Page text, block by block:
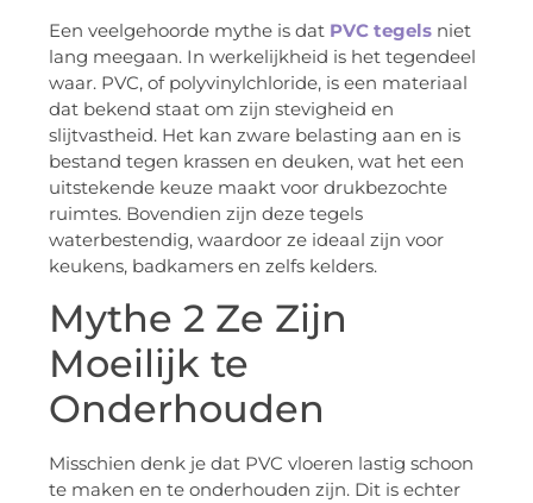
Een veelgehoorde mythe is dat PVC tegels niet
lang meegaan. In werkelijkheid is het tegendeel
waar. PVC, of polyvinylchloride, is een materiaal
dat bekend staat om zijn stevigheid en
slijtvastheid. Het kan zware belasting aan en is
bestand tegen krassen en deuken, wat het een
uitstekende keuze maakt voor drukbezochte
ruimtes. Bovendien zijn deze tegels
waterbestendig, waardoor ze ideaal zijn voor
keukens, badkamers en zelfs kelders.
Mythe 2 Ze Zijn
Moeilijk te
Onderhouden
Misschien denk je dat PVC vloeren lastig schoon
te maken en te onderhouden zijn. Dit is echter